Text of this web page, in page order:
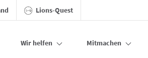
Lions-Quest
Wir helfen Mitmachen